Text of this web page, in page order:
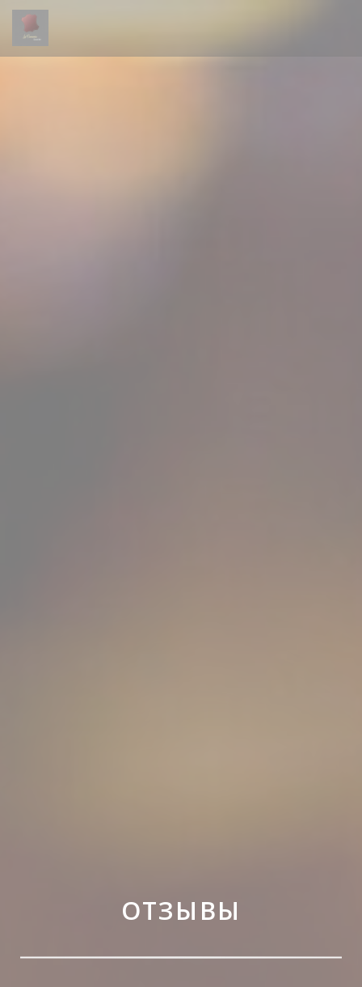
Панель управления cookies
ОТЗЫВЫ